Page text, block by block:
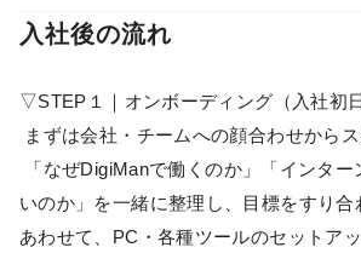
入社後の流れ
▽STEP１｜オンボーディング（入社初日
まずは会社・チームへの顔合わせからス
「なぜDigiManで働くのか」「インター
いのか」を一緒に整理し、目標をすり合
あわせて、PC・各種ツールのセットアッ